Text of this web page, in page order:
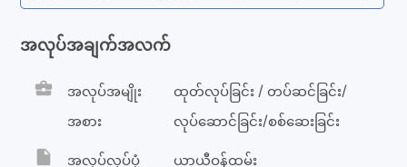
အလုပ်အချက်အလက်
business_center
အလုပ်အမျိုး
အစား
ထုတ်လုပ်ခြင်း / တပ်ဆင်ခြင်း/
လုပ်ဆောင်ခြင်း/စစ်ဆေးခြင်း
insert_drive_file အလုပ်လုပ်ပုံ ယာယီဝန်ထမ်း